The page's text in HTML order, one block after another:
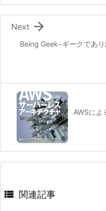
Being Geek−ギークであ

Next
AWSによ
 関連記事